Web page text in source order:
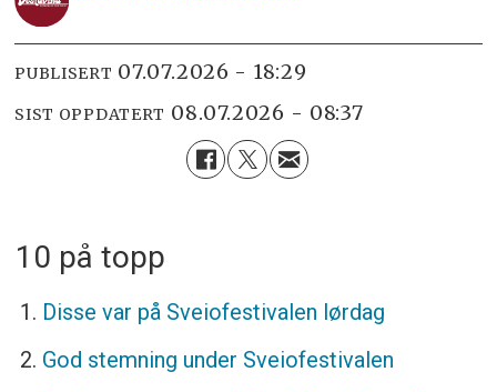
PUBLISERT 07.07.2026 - 18:29
SIST OPPDATERT 08.07.2026 - 08:37
10 på topp
Disse var på Sveiofestivalen lørdag
God stemning under Sveiofestivalen